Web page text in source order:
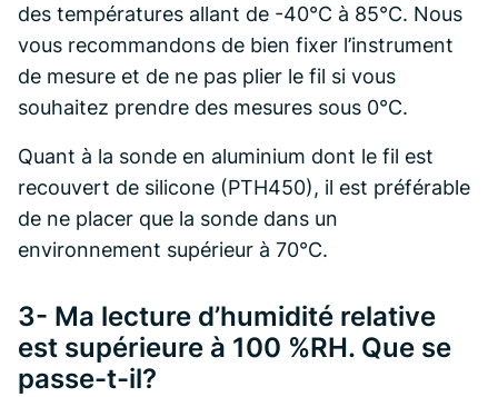
des températures allant de -40°C à 85°C. Nous
vous recommandons de bien fixer l’instrument
de mesure et de ne pas plier le fil si vous
souhaitez prendre des mesures sous 0°C.
Quant à la sonde en aluminium dont le fil est
recouvert de silicone (PTH450), il est préférable
de ne placer que la sonde dans un
environnement supérieur à 70°C.
3- Ma lecture d’humidité relative
est supérieure à 100 %RH. Que se
passe-t-il?